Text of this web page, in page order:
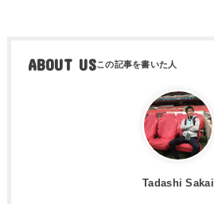
ABOUT US
Tadashi Sakai